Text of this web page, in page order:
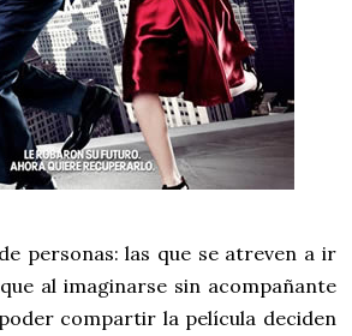
personas: las que se atreven a ir
al imaginarse sin acompañante
compartir la película deciden